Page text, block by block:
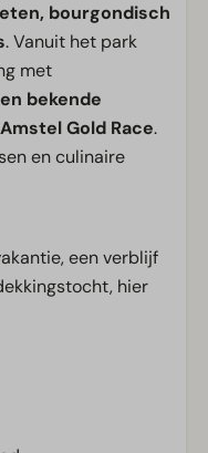
bourgondisch
. Vanuit het park
met
bekende
Amstel Gold Race.
en culinaire
een verblijf
hier